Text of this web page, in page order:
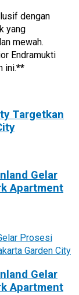
dengan
yang
mewah.
Endramukti
ini.**
Targetkan
Gelar
Apartment
Gelar
Apartment